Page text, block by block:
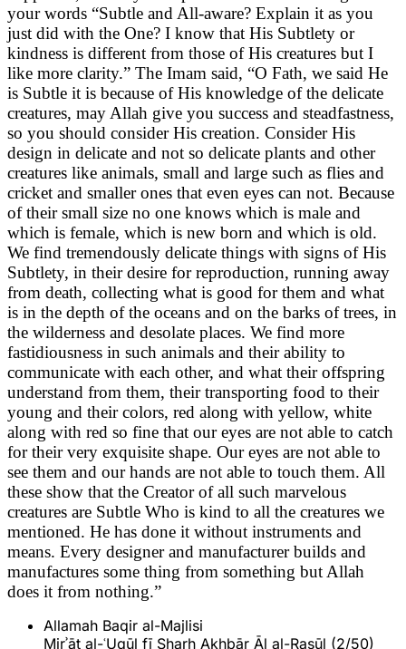
your words “Subtle and All-aware? Explain it as you
just did with the One? I know that His Subtlety or
kindness is different from those of His creatures but I
like more clarity.” The Imam said, “O Fath, we said He
is Subtle it is because of His knowledge of the delicate
creatures, may Allah give you success and steadfastness,
so you should consider His creation. Consider His
design in delicate and not so delicate plants and other
creatures like animals, small and large such as flies and
cricket and smaller ones that even eyes can not. Because
of their small size no one knows which is male and
which is female, which is new born and which is old.
We find tremendously delicate things with signs of His
Subtlety, in their desire for reproduction, running away
from death, collecting what is good for them and what
is in the depth of the oceans and on the barks of trees, in
the wilderness and desolate places. We find more
fastidiousness in such animals and their ability to
communicate with each other, and what their offspring
understand from them, their transporting food to their
young and their colors, red along with yellow, white
along with red so fine that our eyes are not able to catch
for their very exquisite shape. Our eyes are not able to
see them and our hands are not able to touch them. All
these show that the Creator of all such marvelous
creatures are Subtle Who is kind to all the creatures we
mentioned. He has done it without instruments and
means. Every designer and manufacturer builds and
manufactures some thing from something but Allah
does it from nothing.”
Allamah Baqir al-Majlisi
Mirʾāt al-ʿUqūl fī Sharḥ Akhbār Āl al-Rasūl (2/50)